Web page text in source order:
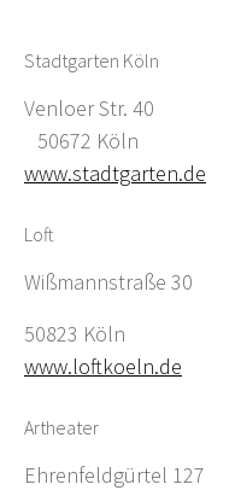
Stadtgarten Köln
Venloer Str. 40
50672 Köln
www.stadtgarten.de
Loft
Wißmannstraße 30
50823 Köln
www.loftkoeln.de
Artheater
Ehrenfeldgürtel 127